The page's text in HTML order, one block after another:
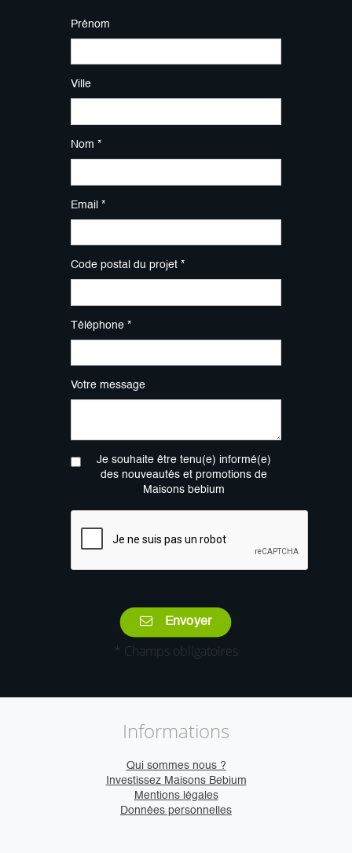
Prénom
Ville
Nom *
Email *
Code postal du projet *
Téléphone *
Votre message
Je souhaite être tenu(e) informé(e)
des nouveautés et promotions de
Maisons bebium
Envoyer
* Champs obligatoires
Informations
Qui sommes nous ?
Investissez Maisons Bebium
Mentions légales
Données personnelles